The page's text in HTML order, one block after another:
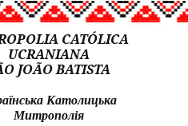
CATÓLICA
UCRANIANA
JOÃO BATISTA
Католицька
Митрополія